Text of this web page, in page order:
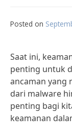
Posted on
Saat ini,
penting untuk
ancaman yang
dari malware
penting bagi
keamanan